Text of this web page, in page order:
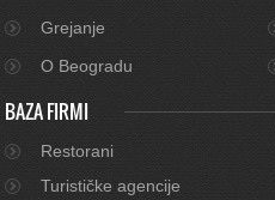
Grejanje
O Beogradu
BAZA FIRMI
Restorani
Turističke agencije